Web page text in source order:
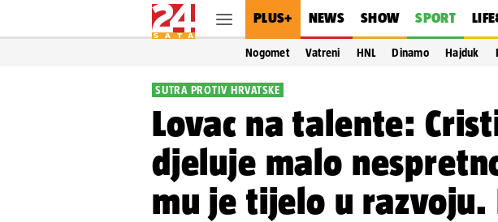
PLUS+ NEWS SHOW SPORT
Nogomet Vatreni HNL Dinamo Hajduk
SUTRA PROTIV HRVATSKE
Lovac na talente:
djeluje malo
mu je tijelo u razvoju.